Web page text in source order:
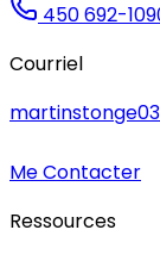
450 692-
Courriel
Me Contacter
Ressources